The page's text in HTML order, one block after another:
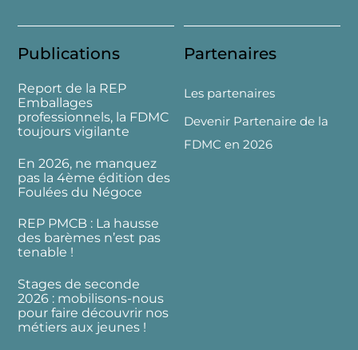
Publications
Report de la REP
Emballages
professionnels, la FDMC
toujours vigilante
En 2026, ne manquez
pas la 4ème édition des
Foulées du Négoce
REP PMCB : La hausse
des barèmes n’est pas
tenable !
Stages de seconde
2026 : mobilisons-nous
pour faire découvrir nos
métiers aux jeunes !
Partenaires
Les partenaires
Devenir Partenaire de la
FDMC en 2026